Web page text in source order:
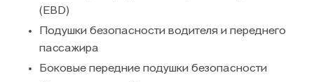
(EBD)
Подушки безопасности водителя и переднего
пассажира
Боковые передние подушки безопасности